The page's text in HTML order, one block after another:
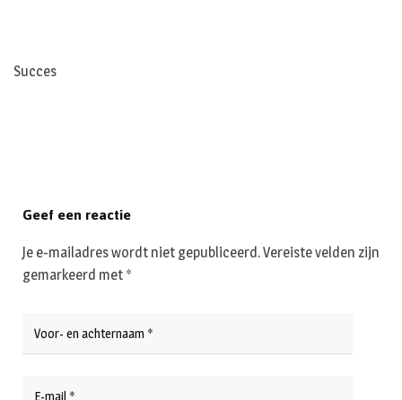
Succes
Geef een reactie
Je e-mailadres wordt niet gepubliceerd.Vereiste velden zijn
gemarkeerd met *